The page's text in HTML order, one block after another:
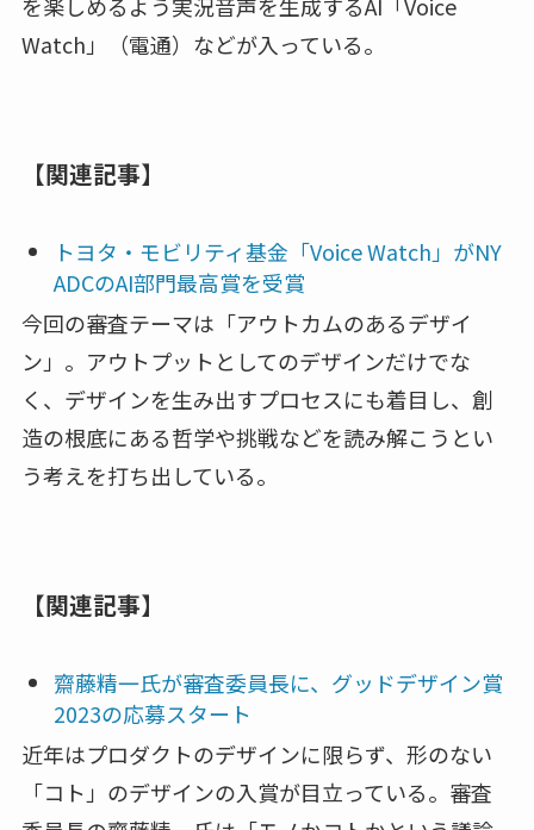
Watch」（電通）などが入っている。
【関連記事】
トヨタ・モビリティ基金「Voice Watch」がNY
ADCのAI部門最高賞を受賞
今回の審査テーマは「アウトカムのあるデザイ
ン」。アウトプットとしてのデザインだけでな
く、デザインを生み出すプロセスにも着目し、創
造の根底にある哲学や挑戦などを読み解こうとい
う考えを打ち出している。
【関連記事】
齋藤精一氏が審査委員長に、グッドデザイン賞
2023の応募スタート
近年はプロダクトのデザインに限らず、形のない
「コト」のデザインの入賞が目立っている。審査